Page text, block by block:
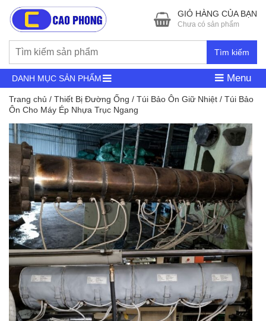
Tìm kiếm
GIỎ HÀNG CỦA BẠN
Chưa có sản phẩm
DANH MỤC SẢN PHẨM Menu
Trang chủ / Thiết Bị Đường Ống / Túi Bảo Ôn Giữ Nhiệt / Túi Bảo
Ôn Cho Máy Ép Nhựa Trục Ngang